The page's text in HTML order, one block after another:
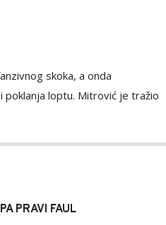
skoka, a onda
poklanja loptu. Mitrović je tražio
PRAVI FAUL